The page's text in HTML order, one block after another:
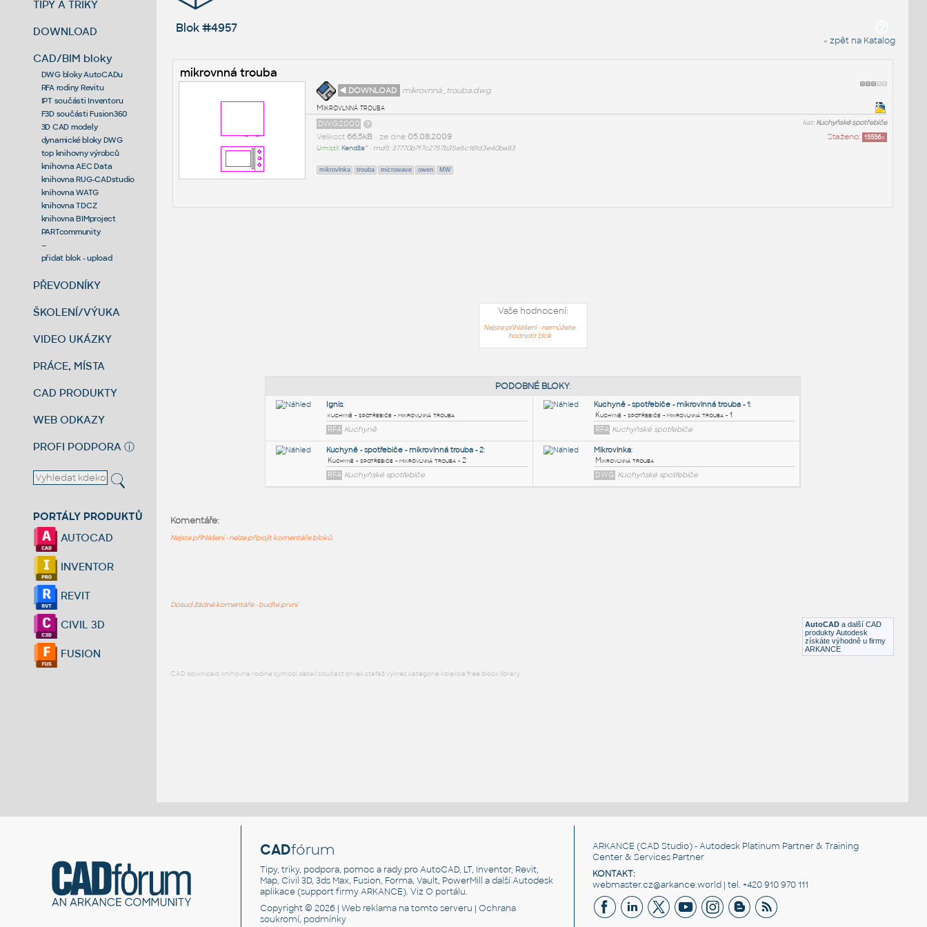
TIPY A TRIKY
DOWNLOAD
CAD/BIM bloky
DWG bloky AutoCADu
RFA rodiny Revitu
IPT součásti Inventoru
F3D součásti Fusion360
3D CAD modely
dynamické bloky DWG
top knihovny výrobců
knihovna AEC Data
knihovna RUG-CADstudio
knihovna WATG
knihovna TDCZ
knihovna BIMproject
PARTcommunity
--
přidat blok - upload
PŘEVODNÍKY
ŠKOLENÍ/VÝUKA
VIDEO UKÁZKY
PRÁCE, MÍSTA
CAD PRODUKTY
WEB ODKAZY
PROFI PODPORA ⓘ
PORTÁLY PRODUKTŮ
AUTOCAD
INVENTOR
REVIT
CIVIL 3D
FUSION
Blok #4957
« zpět na Katalog
mikrovnná trouba
◄ DOWNLOAD
mikrovnná_trouba.dwg
Mikrovlnná trouba
kat:Kuchyňské spotřebiče
DWG2000
Staženo: 15556x
Velikost 66,5kB• ze dne 05.08.2009
Umístil: Kendža^ • md5: 37770b7f7c2757b35e5c161d3e40ba83
mikrovlnka trouba microwave owen MW
Vaše hodnocení:
Nejste přihlášeni - nemůžete
hodnotit blok
AutoCAD a další CAD
produkty Autodesk
získáte výhodně u firmy
ARKANCE
Komentáře:
Nejste přihlášeni - nelze připojit komentáře bloků
Dosud žádné komentáře - buďte první
CAD download: knihovna rodina symbol detail součást prvek stafáž výkres kategorie kolekce free block library
CADfórum
Tipy, triky, podpora, pomoc a rady pro AutoCAD, LT, Inventor, Revit,
Map, Civil 3D, 3ds Max, Fusion, Forma, Vault, PowerMill a další Autodesk
aplikace (support firmy ARKANCE). VizO portálu.
Copyright © 2026 |Web reklama na tomto serveru |Ochrana
soukromí, podmínky
ARKANCE (CAD Studio) - Autodesk Platinum Partner & Training
Center & Services Partner
KONTAKT:
webmaster.cz@arkance.world | tel. +420 910 970 111